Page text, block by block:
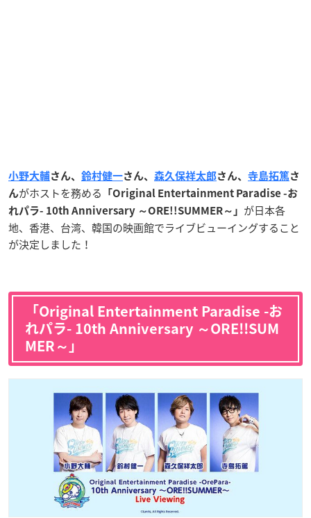
小野大輔さん、 鈴村健一さん、 森久保祥太郎さん、 寺島拓篤さ
んがホストを務める
「Original Entertainment Paradise -お
れパラ- 10th Anniversary ～ORE!!SUMMER～」 が日本各
地、香港、台湾、韓国の映画館でライブビューイングすること
が決定しました！
「Original Entertainment Paradise -お
れパラ- 10th Anniversary ～ORE!!SUM
MER～」